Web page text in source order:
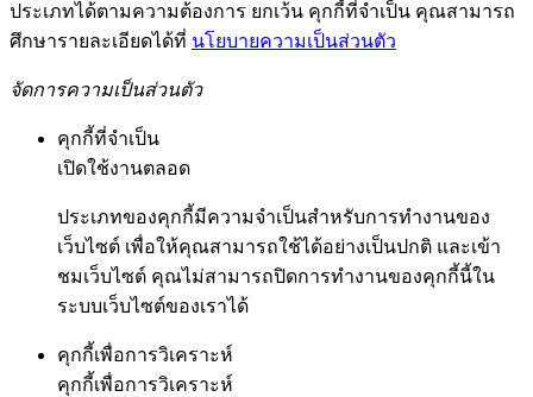
ประเภทได้ตามความต้องการ ยกเว้น คุกกี้ที่จำเป็น คุณสามารถ
ศึกษารายละเอียดได้ที่ นโยบายความเป็นส่วนตัว
จัดการความเป็นส่วนตัว
คุกกี้ที่จำเป็น
เปิดใช้งานตลอด
ประเภทของคุกกี้มีความจำเป็นสำหรับการทำงานของ
เว็บไซต์ เพื่อให้คุณสามารถใช้ได้อย่างเป็นปกติ และเข้า
ชมเว็บไซต์ คุณไม่สามารถปิดการทำงานของคุกกี้นี้ใน
ระบบเว็บไซต์ของเราได้
คุกกี้เพื่อการวิเคราะห์
คุกกี้เพื่อการวิเคราะห์